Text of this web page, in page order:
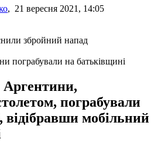
, 21 вересня 2021, 14:05
пограбували на батьківщині
Аргентини,
пограбували
відібравши мобільний